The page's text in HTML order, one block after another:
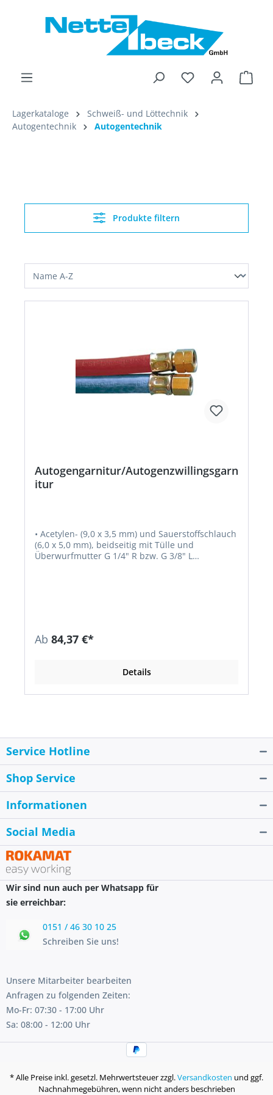
Lagerkataloge
Schweiß- und Löttechnik
Autogentechnik
Autogentechnik
Produkte filtern
Autogengarnitur/Autogenzwillingsgarn
itur
• Acetylen- (9,0 x 3,5 mm) und Sauerstoffschlauch
(6,0 x 5,0 mm), beidseitig mit Tülle und
Überwurfmutter G 1/4" R bzw. G 3/8" L
Ab 84,37 €*
Details
Service Hotline
Shop Service
Informationen
Social Media
Wir sind nun auch per Whatsapp für
sie erreichbar:
0151 / 46 30 10 25
Schreiben Sie uns!
Unsere Mitarbeiter bearbeiten
Anfragen zu folgenden Zeiten:
Mo-Fr: 07:30 - 17:00 Uhr
Sa: 08:00 - 12:00 Uhr
* Alle Preise inkl. gesetzl. Mehrwertsteuer zzgl.Versandkosten und ggf.
Nachnahmegebühren, wenn nicht anders beschrieben